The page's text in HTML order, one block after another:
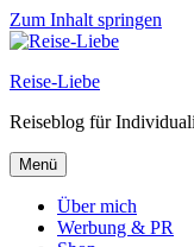
Zum Inhalt springen
Reise-Liebe
Reiseblog für
Menü
Über mich
Werbung & PR